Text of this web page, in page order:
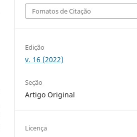
Fomatos de Citação
Edição
v. 16 (2022)
Seção
Artigo Original
Licença